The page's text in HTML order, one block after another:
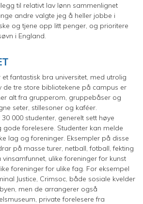
til relativt lav lønn sammenlignet
andre valgte jeg å heller jobbe i
og tjene opp litt penger, og prioritere
i England.
et fantastisk bra universitet, med utrolig
de tre store bibliotekene på campus er
alt fra grupperom, gruppebåser og
seter, stillesoner og kaféer.
000 studenter, generelt sett høye
gode forelesere. Studenter kan melde
lag og foreninger. Eksempler på disse
på masse turer, netball, fotball, fekting
ulike foreninger for kunst
foreninger for ulike fag. For eksempel
Justice, Crimsoc, både sosiale kvelder
men de arrangerer også
private forelesere fra